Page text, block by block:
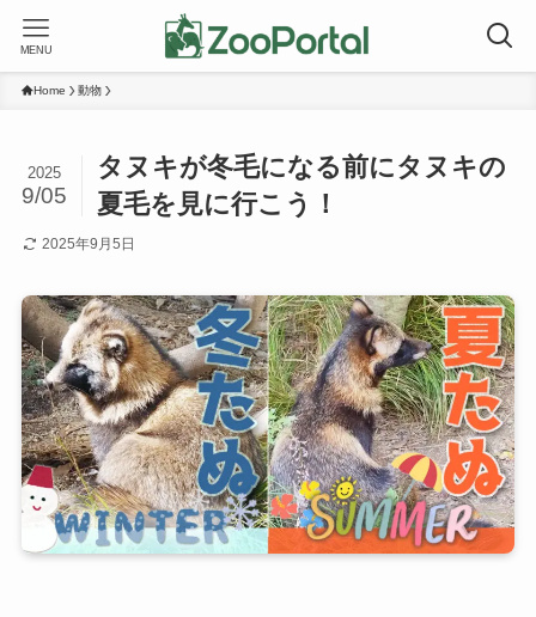
MENU
Home 動物
タヌキが冬毛になる前にタヌキの
夏毛を見に行こう！
2025
9/05
2025年9月5日